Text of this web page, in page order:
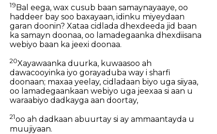
19Bal eega, wax cusub baan samaynayaaye, oo
haddeer bay soo baxayaan, idinku miyeydaan
garan doonin? Xataa cidlada dhexdeeda jid baan
ka samayn doonaa, oo lamadegaanka dhexdiisana
webiyo baan ka jeexi doonaa.
20Xayawaanka duurka, kuwaasoo ah
dawacooyinka iyo gorayaduba way i sharfi
doonaan; maxaa yeelay, cidladaan biyo uga siiyaa,
oo lamadegaankaan webiyo uga jeexaa si aan u
waraabiyo dadkayga aan doortay,
21oo ah dadkaan abuurtay si ay ammaantayda u
muujiyaan.